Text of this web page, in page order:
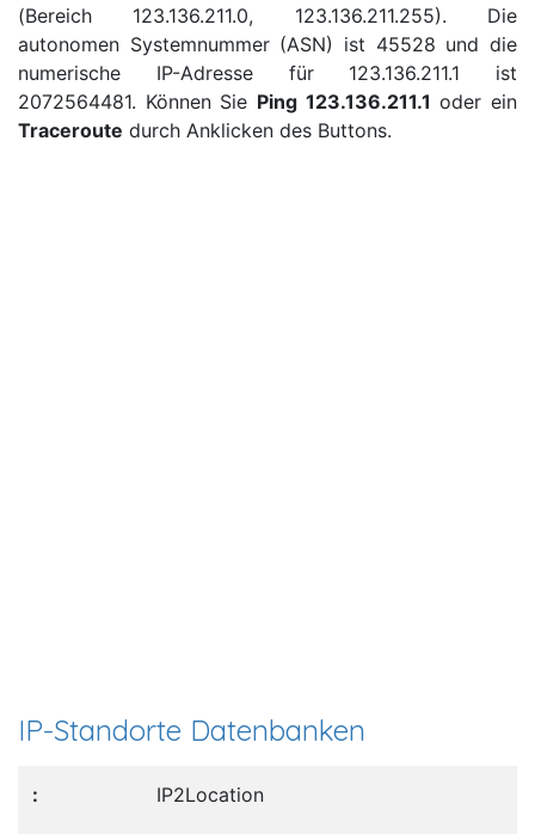
(Bereich 123.136.211.0, 123.136.211.255). Die
autonomen Systemnummer (ASN) ist 45528 und die
numerische IP-Adresse für 123.136.211.1 ist
2072564481. Können Sie Ping 123.136.211.1 oder ein
Traceroute durch Anklicken des Buttons.
IP-Standorte Datenbanken
IP2Location